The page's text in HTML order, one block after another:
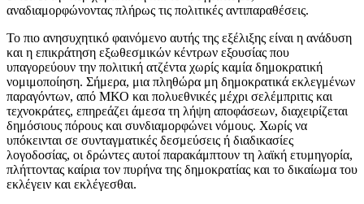
αναδιαμορφώνοντας πλήρως τις πολιτικές αντιπαραθέσεις.
Το πιο ανησυχητικό φαινόμενο αυτής της εξέλιξης είναι η ανάδυση
και η επικράτηση εξωθεσμικών κέντρων εξουσίας που
υπαγορεύουν την πολιτική ατζέντα χωρίς καμία δημοκρατική
νομιμοποίηση. Σήμερα, μια πληθώρα μη δημοκρατικά εκλεγμένων
παραγόντων, από ΜΚΟ και πολυεθνικές μέχρι σελέμπριτις και
τεχνοκράτες, επηρεάζει άμεσα τη λήψη αποφάσεων, διαχειρίζεται
δημόσιους πόρους και συνδιαμορφώνει νόμους. Χωρίς να
υπόκεινται σε συνταγματικές δεσμεύσεις ή διαδικασίες
λογοδοσίας, οι δρώντες αυτοί παρακάμπτουν τη λαϊκή ετυμηγορία,
πλήττοντας καίρια τον πυρήνα της δημοκρατίας και το δικαίωμα του
εκλέγειν και εκλέγεσθαι.